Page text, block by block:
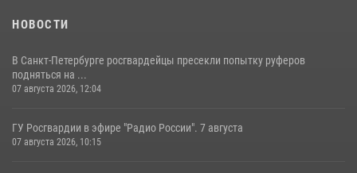
НОВОСТИ
В Санкт-Петербурге росгвардейцы пресекли попытку руферов
подняться на ...
07 августа 2026, 12:04
ГУ Росгвардии в эфире "Радио России". 7 августа
07 августа 2026, 10:15